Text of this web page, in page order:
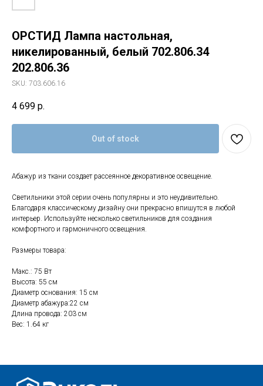
ОРСТИД Лампа настольная,
никелированный, белый 702.806.34
202.806.36
SKU: 703.606.16
4 699 р.
Out of stock
Абажур из ткани создает рассеянное декоративное освещение.
Светильники этой серии очень популярны и это неудивительно.
Благодаря классическому дизайну они прекрасно впишутся в любой
интерьер. Используйте несколько светильников для создания
комфортного и гармоничного освещения.
Размеры товара:
Макс.: 75 Вт
Высота: 55 см
Диаметр основания: 15 см
Диаметр абажура:22 см
Длина провода: 203 см
Вес: 1.64 кг
Мебель
с 10:00 до 22:00
+7 (903) 969-57-59
Контакты
Почта:
info-msk@enkelshop.ru
г. Москва
ул. Поляны 8, ТЦ «ВИВА»